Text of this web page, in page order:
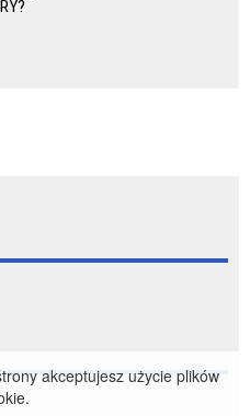
akceptujesz użycie plików